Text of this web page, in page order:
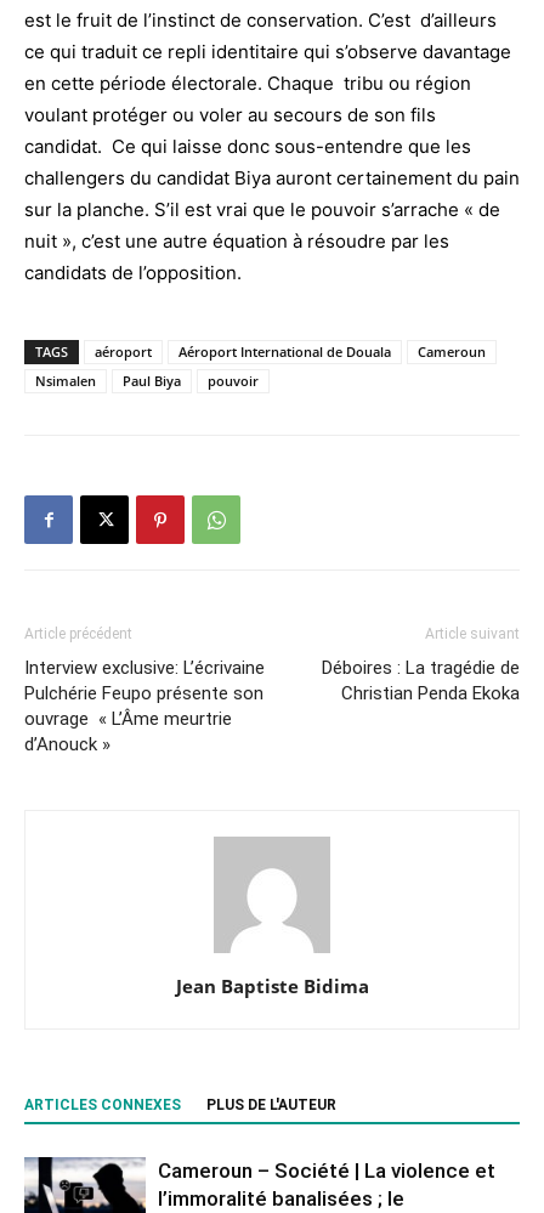
est le fruit de l’instinct de conservation. C’est d’ailleurs
ce qui traduit ce repli identitaire qui s’observe davantage
en cette période électorale. Chaque tribu ou région
voulant protéger ou voler au secours de son fils
candidat. Ce qui laisse donc sous-entendre que les
challengers du candidat Biya auront certainement du pain
sur la planche. S’il est vrai que le pouvoir s’arrache « de
nuit », c’est une autre équation à résoudre par les
candidats de l’opposition.
TAGS aéroport Aéroport International de Douala
Cameroun
Nsimalen
Paul Biya pouvoir
Article précédent
Interview exclusive: L’écrivaine
Pulchérie Feupo présente son
ouvrage « L’Âme meurtrie
d’Anouck »
Article suivant
Déboires : La tragédie de
Christian Penda Ekoka
Jean Baptiste Bidima
ARTICLES CONNEXES PLUS DE L'AUTEUR
Cameroun – Société | La violence et
l’immoralité banalisées ; le